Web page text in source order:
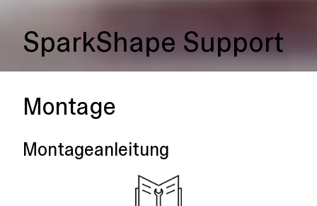
SparkShape Support
Montage
Montageanleitung